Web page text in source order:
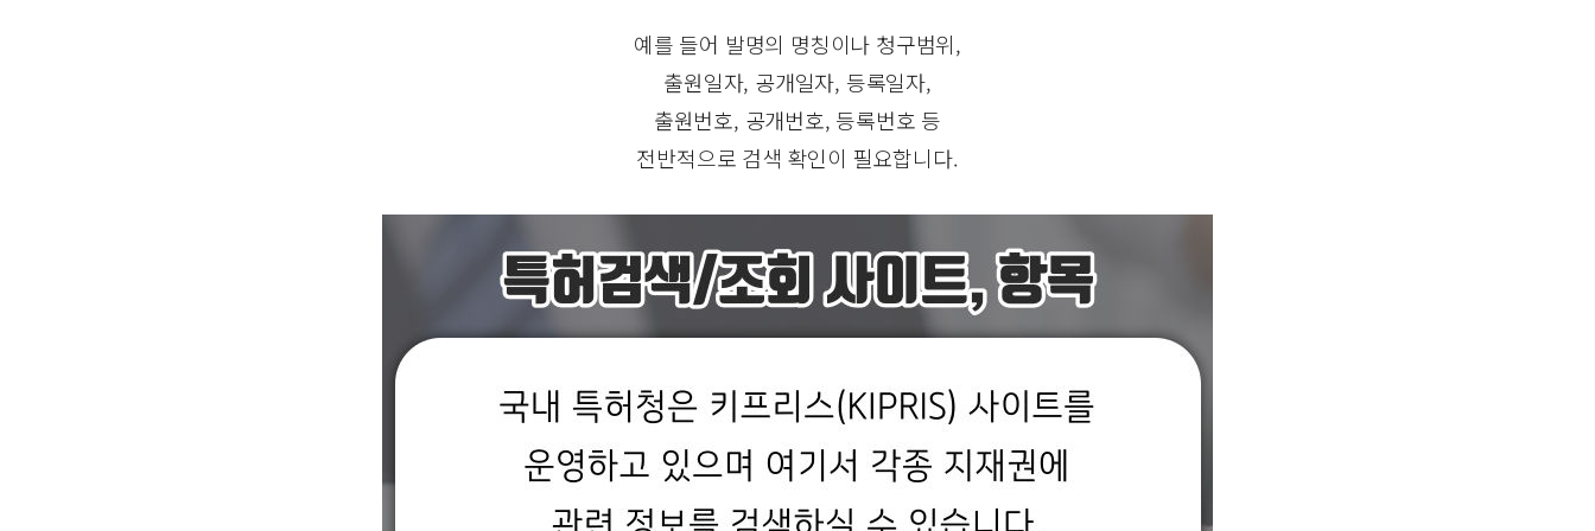
예를 들어 발명의 명칭이나 청구범위,
출원일자, 공개일자, 등록일자,
출원번호, 공개번호, 등록번호 등
전반적으로 검색 확인이 필요합니다.